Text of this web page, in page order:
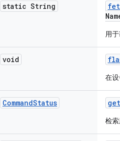
static String
用
void
在设
CommandStatus get
检